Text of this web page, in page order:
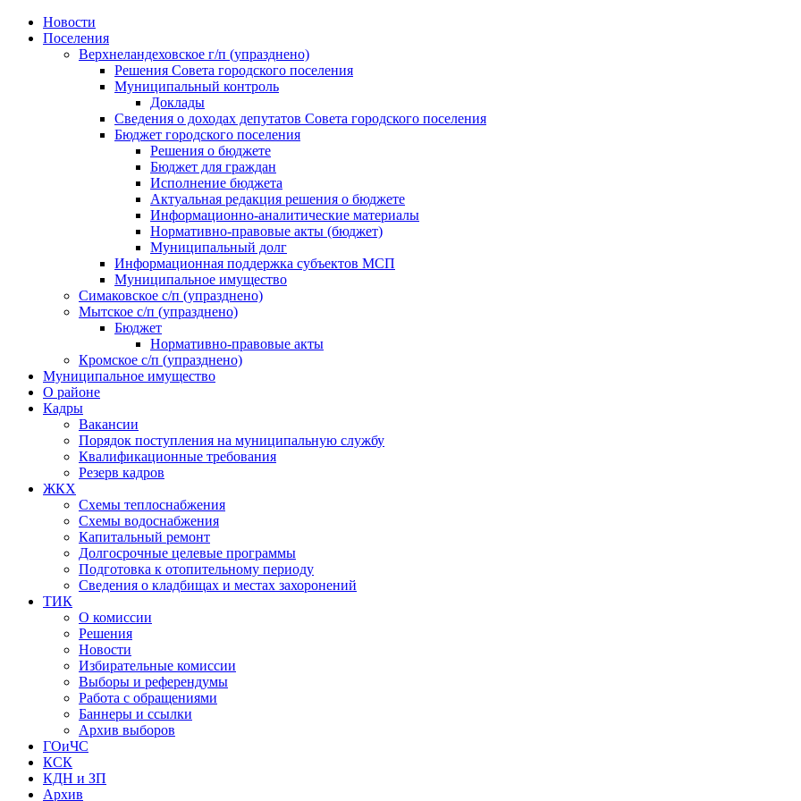
Skip
Новости
Поселения
Верхнеландеховское г/п (упразднено)
Решения Совета городского поселения
Муниципальный контроль
Доклады
Сведения о доходах депутатов Совета городского поселения
Бюджет городского поселения
Решения о бюджете
Бюджет для граждан
Исполнение бюджета
Актуальная редакция решения о бюджете
Информационно-аналитические материалы
Нормативно-правовые акты (бюджет)
Муниципальный долг
Информационная поддержка субъектов МСП
Муниципальное имущество
Симаковское с/п (упразднено)
Мытское с/п (упразднено)
Бюджет
Нормативно-правовые акты
Кромское с/п (упразднено)
Муниципальное имущество
О районе
Кадры
Вакансии
Порядок поступления на муниципальную службу
Квалификационные требования
Резерв кадров
ЖКХ
Схемы теплоснабжения
Схемы водоснабжения
Капитальный ремонт
Долгосрочные целевые программы
Подготовка к отопительному периоду
Сведения о кладбищах и местах захоронений
ТИК
О комиссии
Решения
Новости
Избирательные комиссии
Выборы и референдумы
Работа с обращениями
Баннеры и ссылки
Архив выборов
ГОиЧС
КСК
КДН и ЗП
Архив